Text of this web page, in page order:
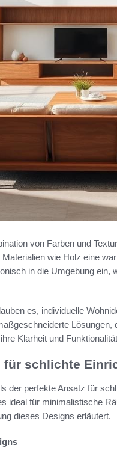
von Farben und
wie Holz eine
in die Umgebung
es, individuelle
Klarheit und
schlichte
der perfekte Ansatz für
ideal für minimalistische
dieses Designs erläutert.